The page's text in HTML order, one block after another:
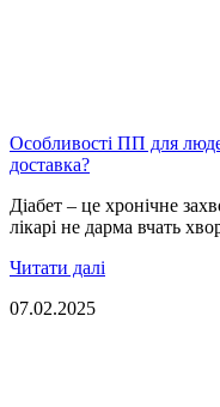
Особливості ПП для
доставка?
Діабет – це хронічне
лікарі не дарма вчать
Читати далі
07.02.2025